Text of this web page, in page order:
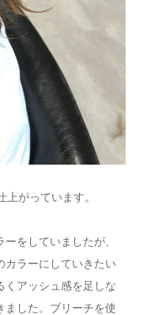
がっています。
をしていましたが、
カラーにしていきたい
くアッシュ感を足しな
ました。ブリーチを使